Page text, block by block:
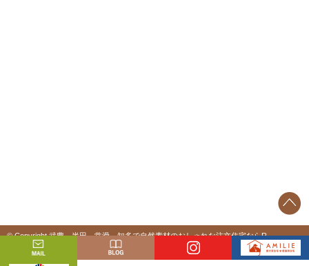
© Copyright 武豊、半田、常滑、知多で自然素材のおしゃれな注文住宅ならR-
STYLE（アールスタイル）. All rights reserved.